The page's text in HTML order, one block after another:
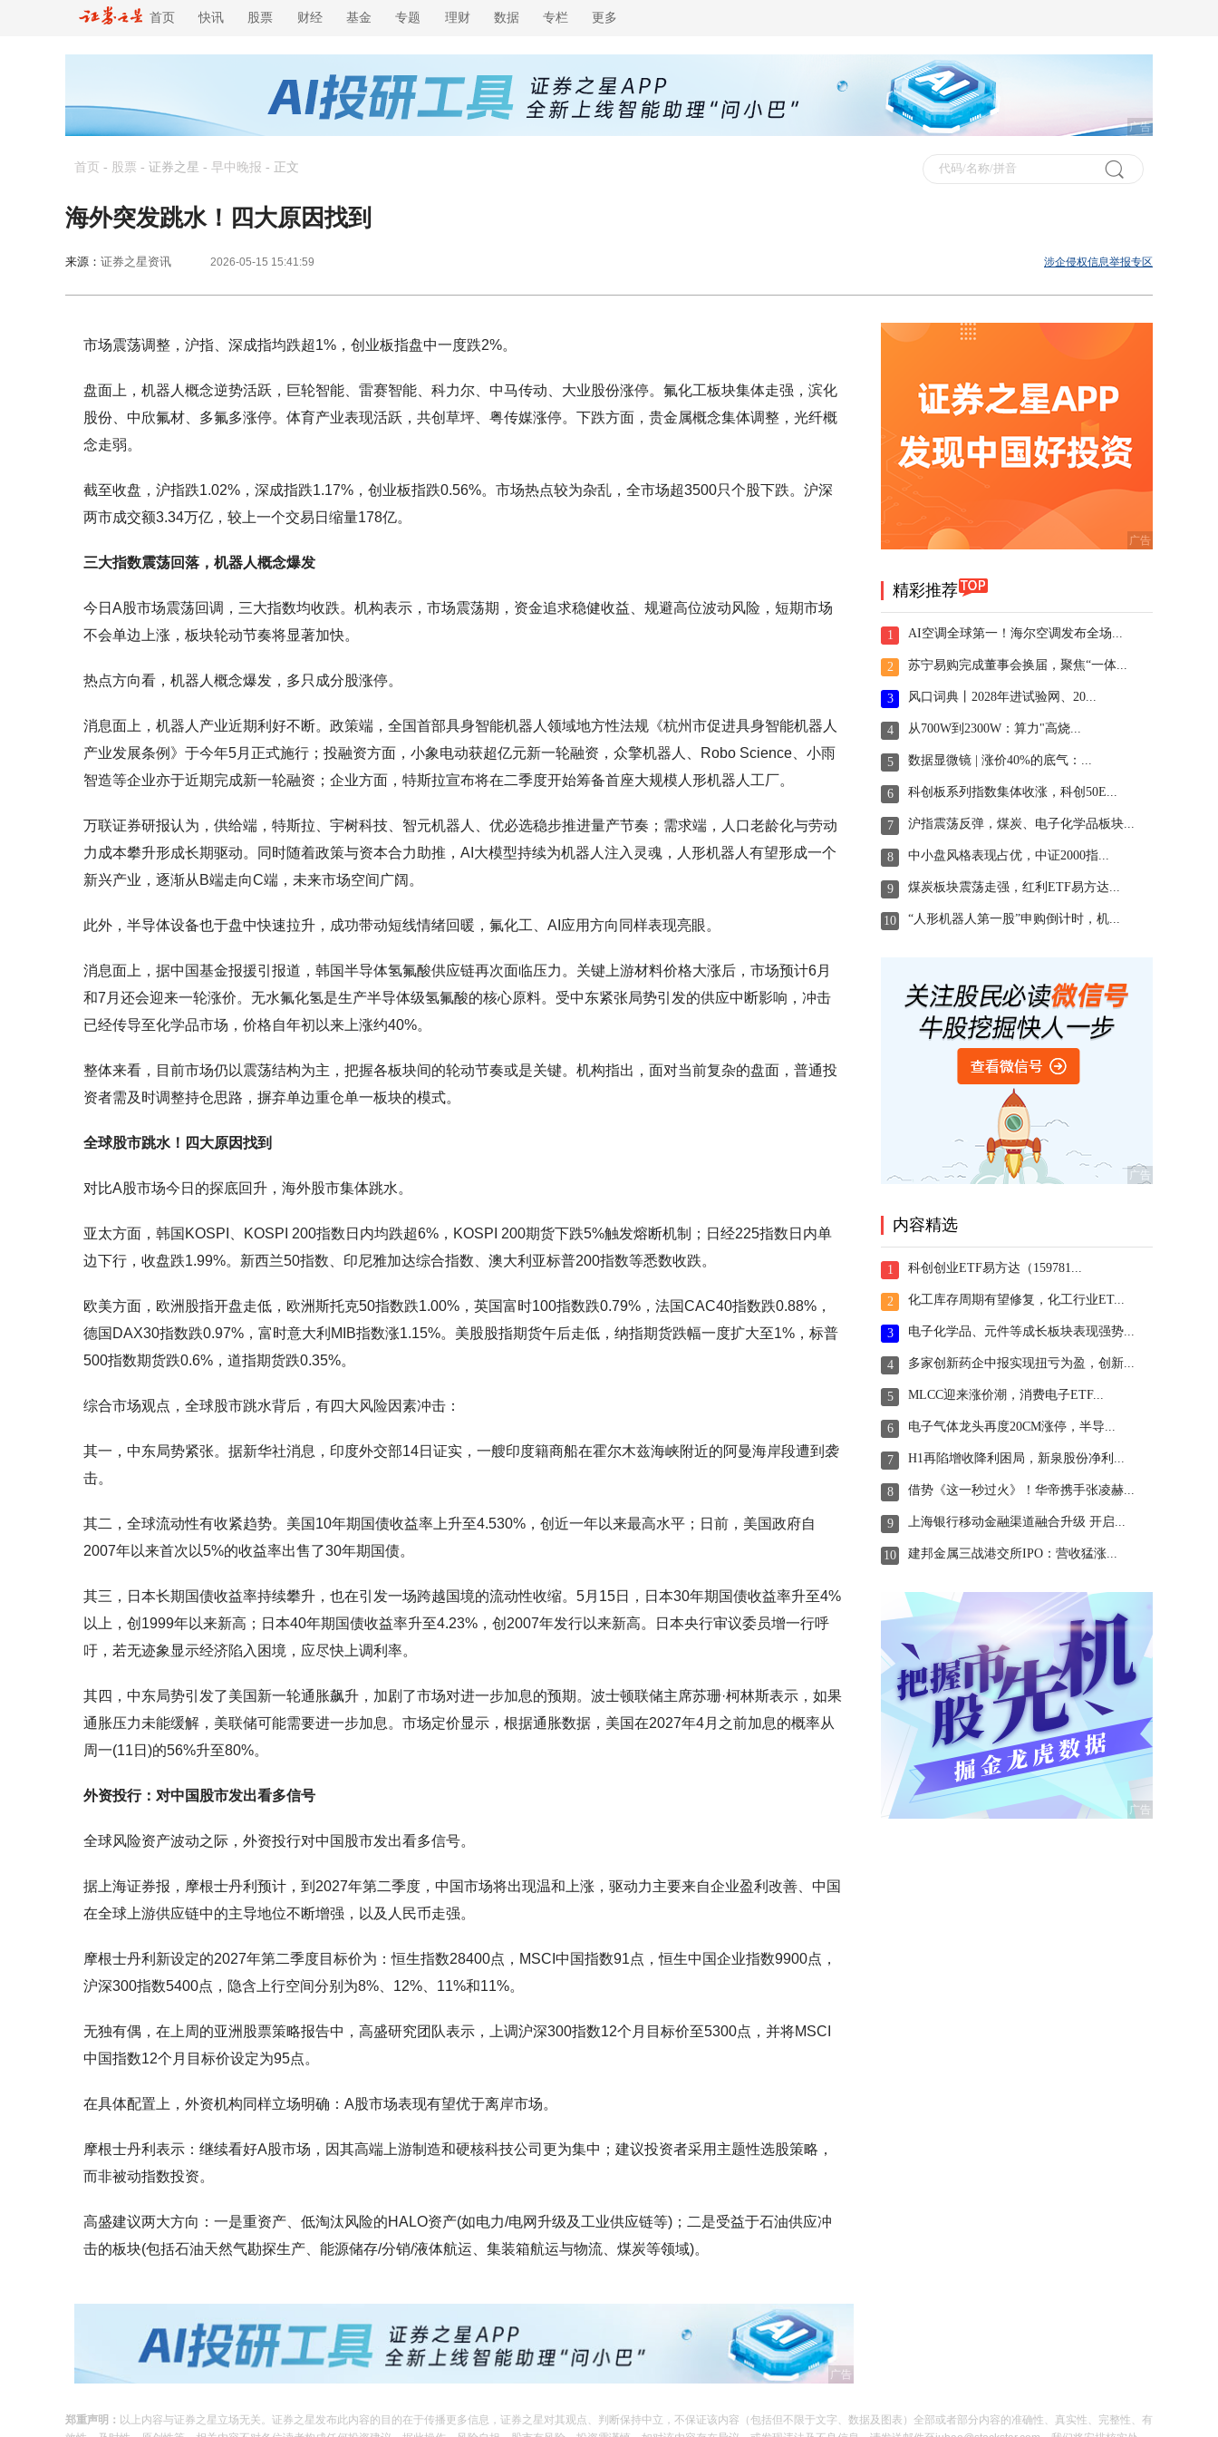
首页 快讯 股票 财经 基金 专题 理财 数据 专栏 更多
广告
首页 - 股票 - 证券之星 - 早中晚报 - 正文
海外突发跳水！四大原因找到
来源： 证券之星资讯 2026-05-15 15:41:59 涉企侵权信息举报专区
市场震荡调整，沪指、深成指均跌超1%，创业板指盘中一度跌2%。
盘面上，机器人概念逆势活跃，巨轮智能、雷赛智能、科力尔、中马传动、大业股份涨停。氟化工板块集体走强，滨化
股份、中欣氟材、多氟多涨停。体育产业表现活跃，共创草坪、粤传媒涨停。下跌方面，贵金属概念集体调整，光纤概
念走弱。
截至收盘，沪指跌1.02%，深成指跌1.17%，创业板指跌0.56%。市场热点较为杂乱，全市场超3500只个股下跌。沪深
两市成交额3.34万亿，较上一个交易日缩量178亿。
三大指数震荡回落，机器人概念爆发
今日A股市场震荡回调，三大指数均收跌。机构表示，市场震荡期，资金追求稳健收益、规避高位波动风险，短期市场
不会单边上涨，板块轮动节奏将显著加快。
热点方向看，机器人概念爆发，多只成分股涨停。
消息面上，机器人产业近期利好不断。政策端，全国首部具身智能机器人领域地方性法规《杭州市促进具身智能机器人
产业发展条例》于今年5月正式施行；投融资方面，小象电动获超亿元新一轮融资，众擎机器人、Robo Science、小雨
智造等企业亦于近期完成新一轮融资；企业方面，特斯拉宣布将在二季度开始筹备首座大规模人形机器人工厂。
万联证券研报认为，供给端，特斯拉、宇树科技、智元机器人、优必选稳步推进量产节奏；需求端，人口老龄化与劳动
力成本攀升形成长期驱动。同时随着政策与资本合力助推，AI大模型持续为机器人注入灵魂，人形机器人有望形成一个
新兴产业，逐渐从B端走向C端，未来市场空间广阔。
此外，半导体设备也于盘中快速拉升，成功带动短线情绪回暖，氟化工、AI应用方向同样表现亮眼。
消息面上，据中国基金报援引报道，韩国半导体氢氟酸供应链再次面临压力。关键上游材料价格大涨后，市场预计6月
和7月还会迎来一轮涨价。无水氟化氢是生产半导体级氢氟酸的核心原料。受中东紧张局势引发的供应中断影响，冲击
已经传导至化学品市场，价格自年初以来上涨约40%。
整体来看，目前市场仍以震荡结构为主，把握各板块间的轮动节奏或是关键。机构指出，面对当前复杂的盘面，普通投
资者需及时调整持仓思路，摒弃单边重仓单一板块的模式。
全球股市跳水！四大原因找到
对比A股市场今日的探底回升，海外股市集体跳水。
亚太方面，韩国KOSPI、KOSPI 200指数日内均跌超6%，KOSPI 200期货下跌5%触发熔断机制；日经225指数日内单
边下行，收盘跌1.99%。新西兰50指数、印尼雅加达综合指数、澳大利亚标普200指数等悉数收跌。
欧美方面，欧洲股指开盘走低，欧洲斯托克50指数跌1.00%，英国富时100指数跌0.79%，法国CAC40指数跌0.88%，
德国DAX30指数跌0.97%，富时意大利MIB指数涨1.15%。美股股指期货午后走低，纳指期货跌幅一度扩大至1%，标普
500指数期货跌0.6%，道指期货跌0.35%。
综合市场观点，全球股市跳水背后，有四大风险因素冲击：
其一，中东局势紧张。据新华社消息，印度外交部14日证实，一艘印度籍商船在霍尔木兹海峡附近的阿曼海岸段遭到袭
击。
其二，全球流动性有收紧趋势。美国10年期国债收益率上升至4.530%，创近一年以来最高水平；日前，美国政府自
2007年以来首次以5%的收益率出售了30年期国债。
其三，日本长期国债收益率持续攀升，也在引发一场跨越国境的流动性收缩。5月15日，日本30年期国债收益率升至4%
以上，创1999年以来新高；日本40年期国债收益率升至4.23%，创2007年发行以来新高。日本央行审议委员增一行呼
吁，若无迹象显示经济陷入困境，应尽快上调利率。
其四，中东局势引发了美国新一轮通胀飙升，加剧了市场对进一步加息的预期。波士顿联储主席苏珊·柯林斯表示，如果
通胀压力未能缓解，美联储可能需要进一步加息。市场定价显示，根据通胀数据，美国在2027年4月之前加息的概率从
周一(11日)的56%升至80%。
外资投行：对中国股市发出看多信号
全球风险资产波动之际，外资投行对中国股市发出看多信号。
据上海证券报，摩根士丹利预计，到2027年第二季度，中国市场将出现温和上涨，驱动力主要来自企业盈利改善、中国
在全球上游供应链中的主导地位不断增强，以及人民币走强。
摩根士丹利新设定的2027年第二季度目标价为：恒生指数28400点，MSCI中国指数91点，恒生中国企业指数9900点，
沪深300指数5400点，隐含上行空间分别为8%、12%、11%和11%。
无独有偶，在上周的亚洲股票策略报告中，高盛研究团队表示，上调沪深300指数12个月目标价至5300点，并将MSCI
中国指数12个月目标价设定为95点。
在具体配置上，外资机构同样立场明确：A股市场表现有望优于离岸市场。
摩根士丹利表示：继续看好A股市场，因其高端上游制造和硬核科技公司更为集中；建议投资者采用主题性选股策略，
而非被动指数投资。
高盛建议两大方向：一是重资产、低淘汰风险的HALO资产(如电力/电网升级及工业供应链等)；二是受益于石油供应冲
击的板块(包括石油天然气勘探生产、能源储存/分销/液体航运、集装箱航运与物流、煤炭等领域)。
广告
精彩推荐
1 AI空调全球第一！海尔空调发布全场...
2 苏宁易购完成董事会换届，聚焦“一体...
3 风口词典丨2028年进试验网、20...
4 从700W到2300W：算力"高烧...
5 数据显微镜 | 涨价40%的底气：...
6 科创板系列指数集体收涨，科创50E...
7 沪指震荡反弹，煤炭、电子化学品板块...
8 中小盘风格表现占优，中证2000指...
9 煤炭板块震荡走强，红利ETF易方达...
10 “人形机器人第一股”申购倒计时，机...
内容精选
1 科创创业ETF易方达（159781...
2 化工库存周期有望修复，化工行业ET...
3 电子化学品、元件等成长板块表现强势...
4 多家创新药企中报实现扭亏为盈，创新...
5 MLCC迎来涨价潮，消费电子ETF...
6 电子气体龙头再度20CM涨停，半导...
7 H1再陷增收降利困局，新泉股份净利...
8 借势《这一秒过火》！华帝携手张凌赫...
9 上海银行移动金融渠道融合升级 开启...
10 建邦金属三战港交所IPO：营收猛涨...
郑重声明： 以上内容与证券之星立场无关。证券之星发布此内容的目的在于传播更多信息，证券之星对其观点、判断保持中立，不保证该内容（包括但不限于文字、数据及图表）全部或者部分内容的准确性、真实性、完整性、有